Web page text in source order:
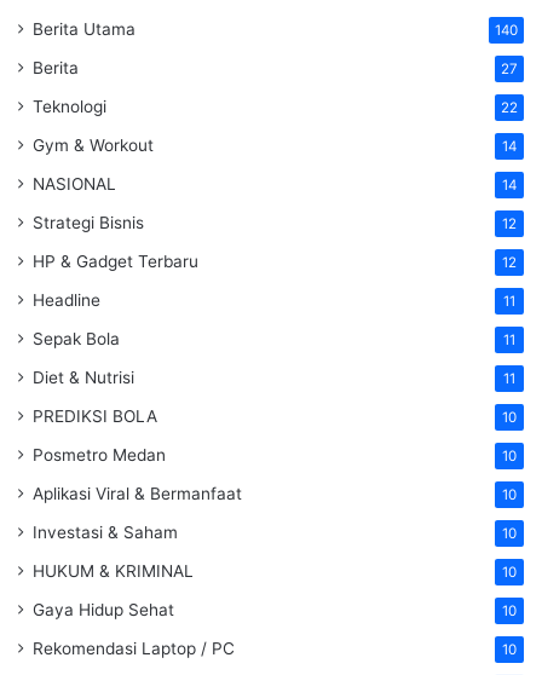
Berita Utama 140
Berita 27
Teknologi 22
Gym & Workout 14
NASIONAL 14
Strategi Bisnis 12
HP & Gadget Terbaru 12
Headline 11
Sepak Bola 11
Diet & Nutrisi 11
PREDIKSI BOLA 10
Posmetro Medan 10
Aplikasi Viral & Bermanfaat 10
Investasi & Saham 10
HUKUM & KRIMINAL 10
Gaya Hidup Sehat 10
Rekomendasi Laptop / PC 10